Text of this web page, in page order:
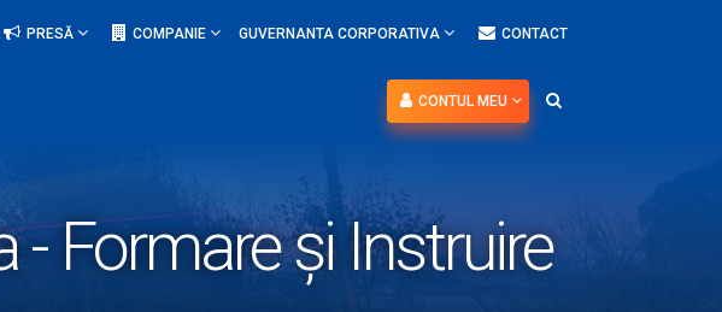
PRESĂ COMPANIE GUVERNANTA CORPORATIVA CONTACT
CONTUL MEU
- Formare și Instruire